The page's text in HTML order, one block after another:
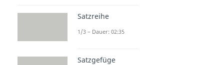
Satzreihe
1/3 – Dauer: 02:35
Satzgefüge